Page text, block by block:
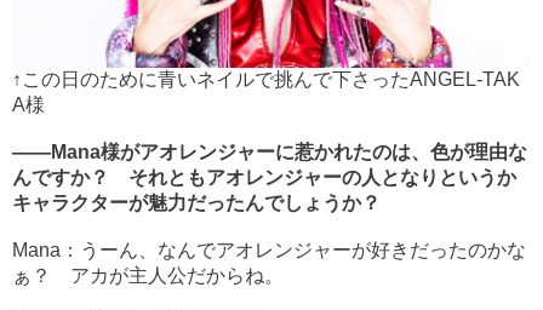
↑この日のために青いネイルで挑んで下さったANGEL-TAK
A様
――Mana様がアオレンジャーに惹かれたのは、色が理由な
んですか？ それともアオレンジャーの人となりというか
キャラクターが魅力だったんでしょうか？
Mana：うーん、なんでアオレンジャーが好きだったのかな
ぁ？ アカが主人公だからね。